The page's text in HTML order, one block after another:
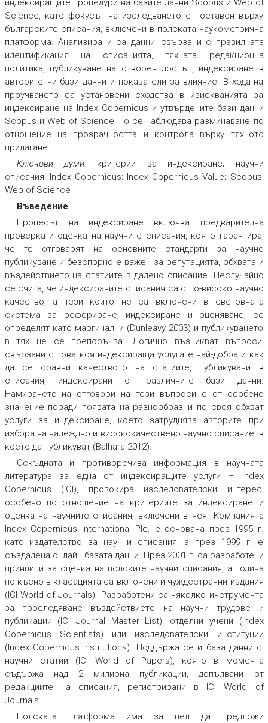
индексиращите процедури на базите данни Scopus и Web of
Science, като фокусът на изследването е поставен върху
българските списания, включени в полската наукометрична
платформа. Анализирани са данни, свързани с правилната
идентификация на списанията, тяхната редакционна
политика, публикуване на отворен достъп, индексиране в
авторитетни бази данни и показатели за влияние. В хода на
проучването са установени сходства в изискванията за
индексиране на Index Copernicus и утвърдените бази данни
Scopus и Web of Science, но се наблюдава разминаване по
отношение на прозрачността и контрола върху тяхното
прилагане.
Ключови думи: критерии за индексиране; научни
списания; Index Copernicus; Index Copernicus Value; Scopus;
Web of Science
Въведение
Процесът на индексиране включва предварителна
проверка и оценка на научните списания, която гарантира,
че те отговарят на основните стандарти за научно
публикуване и безспорно е важен за репутацията, обхвата и
въздействието на статиите в дадено списание. Неслучайно
се счита, че индексираните списания са с по-високо научно
качество, а тези които не са включени в световната
система за рефериране, индексиране и оценяване, се
определят като маргинални (Dunleavy 2003) и публикуването
в тях не се препоръчва. Логично възникват въпроси,
свързани с това коя индексираща услуга е най-добра и как
да се сравни качеството на статиите, публикувани в
списания, индексирани от различните бази данни.
Намирането на отговори на тези въпроси е от особено
значение поради появата на разнообразни по своя обхват
услуги за индексиране, което затруднява авторите при
избора на надеждно и висококачествено научно списание, в
което да публикуват (Balhara 2012).
Оскъдната и противоречива информация в научната
литература за една от индексиращите услуги – Index
Copernicus (ICI), провокира изследователски интерес,
особено по отношение на критериите за индексиране и
оценка на научните списания, включени в нея. Компанията
Index Copernicus International Plc. е основана през 1995 г.
като издателство за научни списания, а през 1999 г. е
създадена онлайн базата данни. През 2001 г. са разработени
принципи за оценка на полските научни списания, а година
по-късно в класацията са включени и чуждестранни издания
(ICI World of Journals). Разработени са няколко инструмента
за проследяване въздействието на научни трудове и
публикации (ICI Journal Master List), отделни учени (Index
Copernicus Scientists) или изследователски институции
(Index Copernicus Institutions). Поддържа се и база данни с
научни статии (ICI World of Papers), която в момента
съдържа над 2 милиона публикации, допълвани от
редакциите на списания, регистрирани в ICI World of
Journals.
Полската платформа има за цел да предложи